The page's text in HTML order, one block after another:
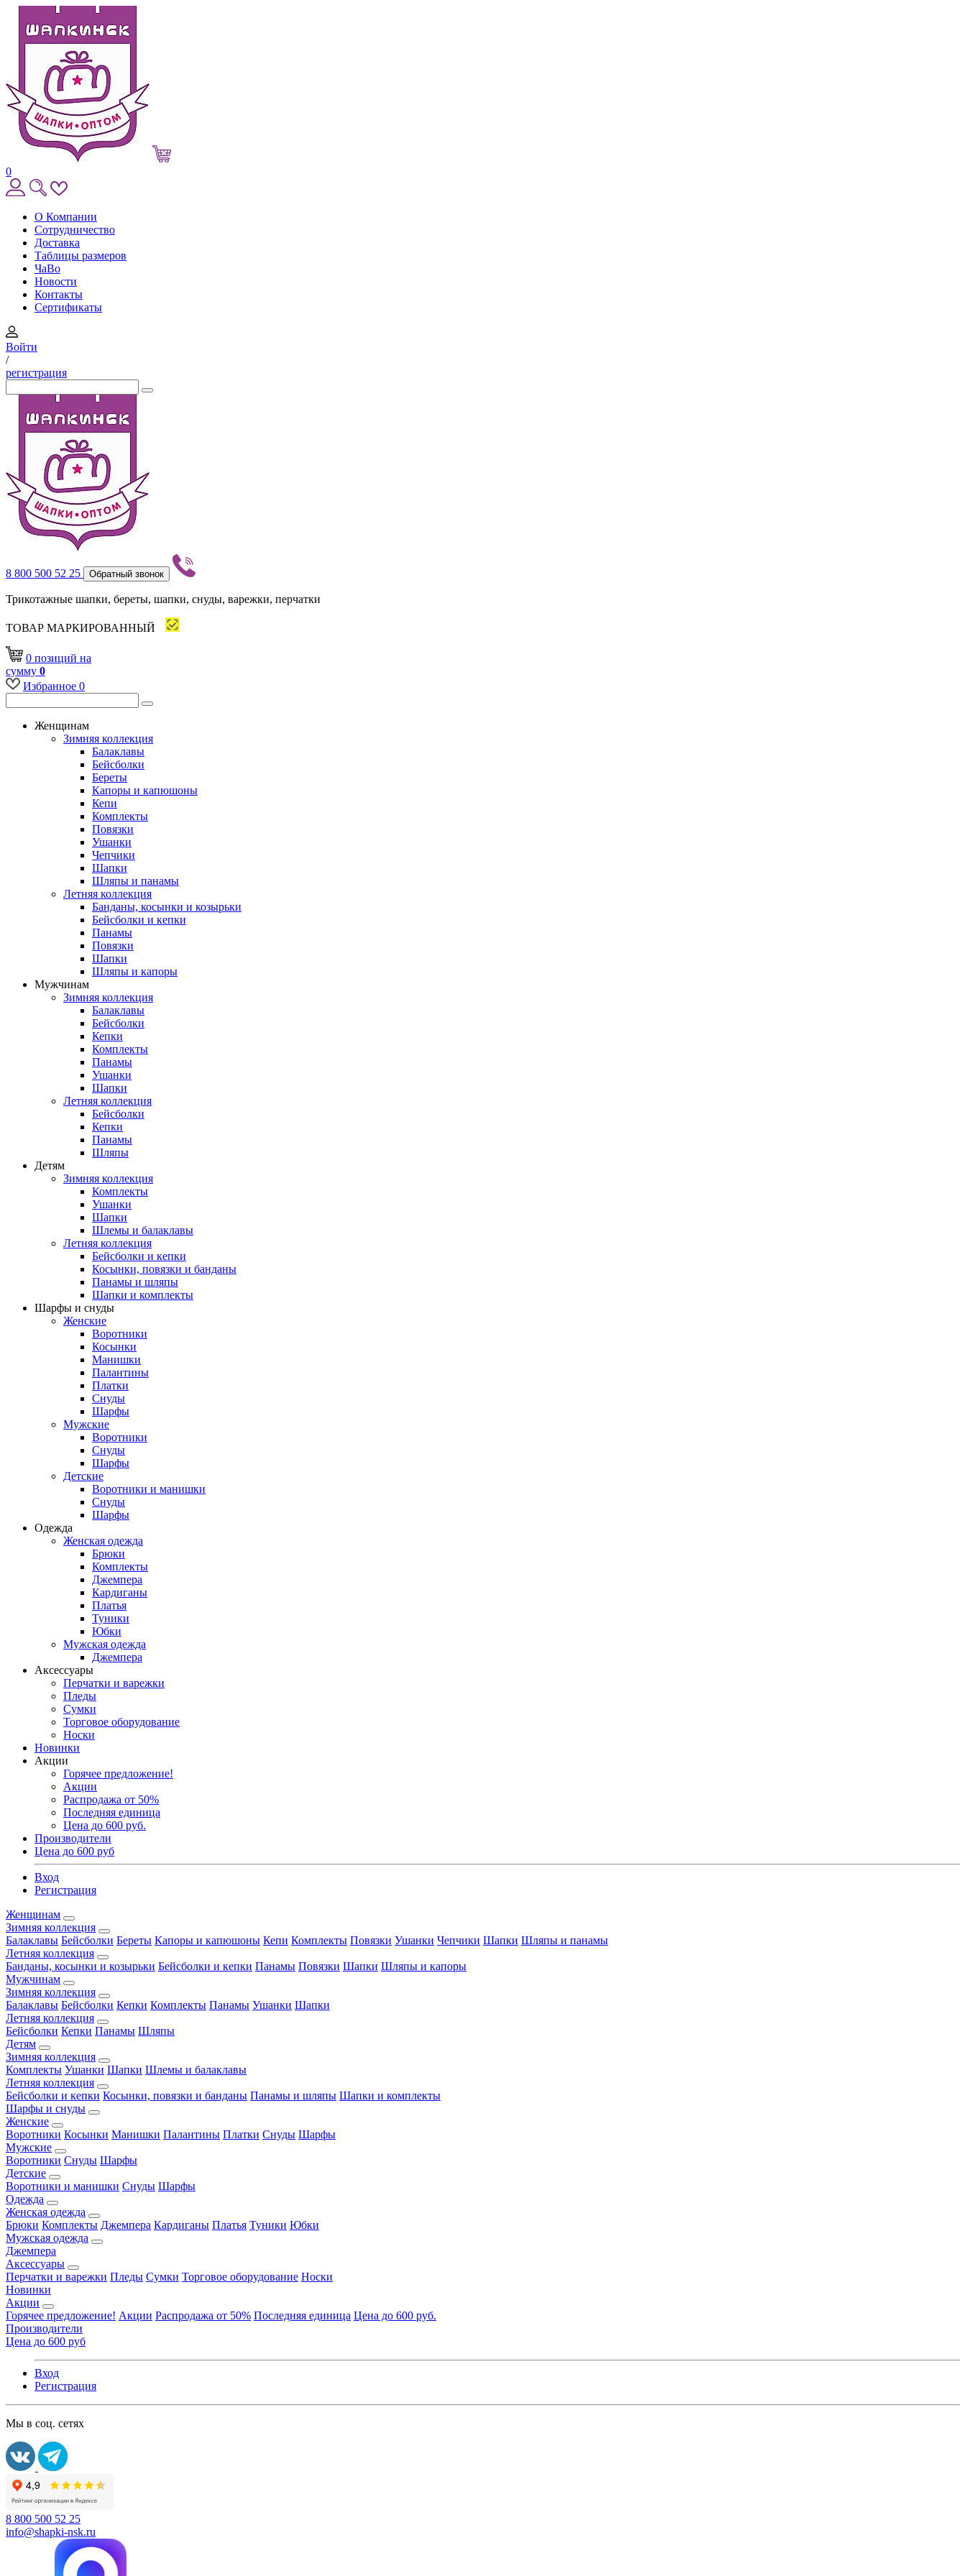
0
О Компании
Сотрудничество
Доставка
Таблицы размеров
ЧаВо
Новости
Контакты
Сертификаты
Войти
/
регистрация
8 800 500 52 25 Обратный звонок
Трикотажные шапки, береты, шапки, снуды, варежки, перчатки
ТОВАР МАРКИРОВАННЫЙ
0 позиций на
сумму 0
Избранное 0
Женщинам
Зимняя коллекция
Балаклавы
Бейсболки
Береты
Капоры и капюшоны
Кепи
Комплекты
Повязки
Ушанки
Чепчики
Шапки
Шляпы и панамы
Летняя коллекция
Банданы, косынки и козырьки
Бейсболки и кепки
Панамы
Повязки
Шапки
Шляпы и капоры
Мужчинам
Зимняя коллекция
Балаклавы
Бейсболки
Кепки
Комплекты
Панамы
Ушанки
Шапки
Летняя коллекция
Бейсболки
Кепки
Панамы
Шляпы
Детям
Зимняя коллекция
Комплекты
Ушанки
Шапки
Шлемы и балаклавы
Летняя коллекция
Бейсболки и кепки
Косынки, повязки и банданы
Панамы и шляпы
Шапки и комплекты
Шарфы и снуды
Женские
Воротники
Косынки
Манишки
Палантины
Платки
Снуды
Шарфы
Мужские
Воротники
Снуды
Шарфы
Детские
Воротники и манишки
Снуды
Шарфы
Одежда
Женская одежда
Брюки
Комплекты
Джемпера
Кардиганы
Платья
Туники
Юбки
Мужская одежда
Джемпера
Аксессуары
Перчатки и варежки
Пледы
Сумки
Торговое оборудование
Носки
Новинки
Акции
Горячее предложение!
Акции
Распродажа от 50%
Последняя единица
Цена до 600 руб.
Производители
Цена до 600 руб
Вход
Регистрация
Женщинам
Зимняя коллекция
Балаклавы Бейсболки Береты Капоры и капюшоны Кепи Комплекты Повязки Ушанки Чепчики Шапки Шляпы и панамы
Летняя коллекция
Банданы, косынки и козырьки Бейсболки и кепки Панамы Повязки Шапки Шляпы и капоры
Мужчинам
Зимняя коллекция
Балаклавы Бейсболки Кепки Комплекты Панамы Ушанки Шапки
Летняя коллекция
Бейсболки Кепки Панамы Шляпы
Детям
Зимняя коллекция
Комплекты Ушанки Шапки Шлемы и балаклавы
Летняя коллекция
Бейсболки и кепки Косынки, повязки и банданы Панамы и шляпы Шапки и комплекты
Шарфы и снуды
Женские
Воротники Косынки Манишки Палантины Платки Снуды Шарфы
Мужские
Воротники Снуды Шарфы
Детские
Воротники и манишки Снуды Шарфы
Одежда
Женская одежда
Брюки Комплекты Джемпера Кардиганы Платья Туники Юбки
Мужская одежда
Джемпера
Аксессуары
Перчатки и варежки Пледы Сумки Торговое оборудование Носки
Новинки
Акции
Горячее предложение! Акции Распродажа от 50% Последняя единица Цена до 600 руб.
Производители
Цена до 600 руб
Вход
Регистрация
Мы в соц. сетях
8 800 500 52 25
info@shapki-nsk.ru